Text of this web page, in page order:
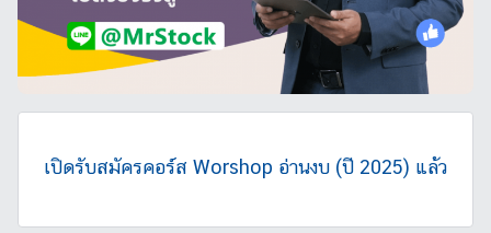
เปิดรับสมัครคอร์ส Worshop อ่านงบ (ปี 2025) แล้ว